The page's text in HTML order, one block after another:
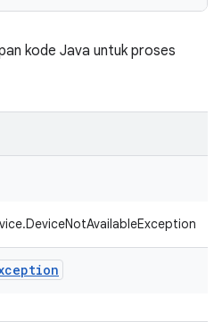
kode Java untuk proses